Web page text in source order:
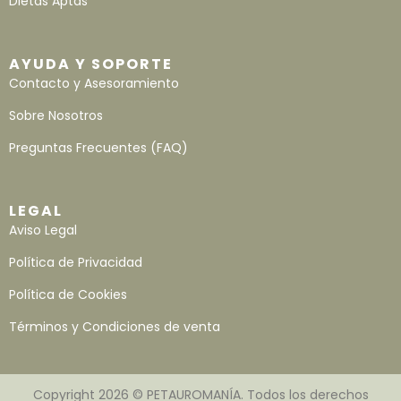
AYUDA Y SOPORTE
Contacto y Asesoramiento
Sobre Nosotros
Preguntas Frecuentes (FAQ)
LEGAL
Aviso Legal
Política de Privacidad
Política de Cookies
Términos y Condiciones de venta
Copyright 2026 © PETAUROMANÍA. Todos los derechos